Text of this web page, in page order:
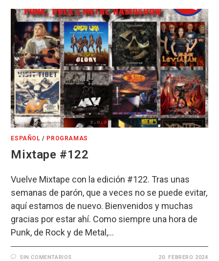
ESPAÑOL / PROGRAMAS
Mixtape #122
Vuelve Mixtape con la edición #122. Tras unas
semanas de parón, que a veces no se puede evitar,
aquí estamos de nuevo. Bienvenidos y muchas
gracias por estar ahí. Como siempre una hora de
Punk, de Rock y de Metal,…
SIN COMENTARIOS 20. FEBRERO 2024